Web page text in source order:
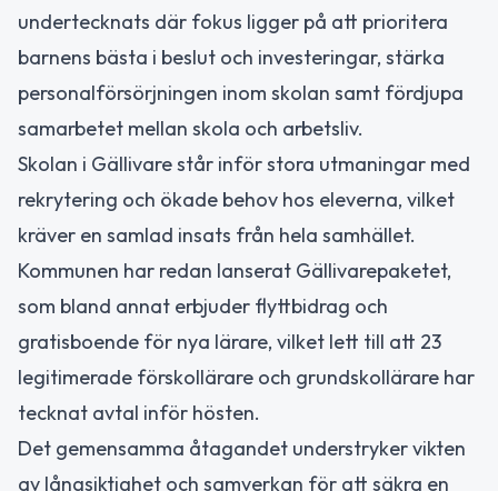
undertecknats där fokus ligger på att prioritera
barnens bästa i beslut och investeringar, stärka
personalförsörjningen inom skolan samt fördjupa
samarbetet mellan skola och arbetsliv.
Skolan i Gällivare står inför stora utmaningar med
rekrytering och ökade behov hos eleverna, vilket
kräver en samlad insats från hela samhället.
Kommunen har redan lanserat Gällivarepaketet,
som bland annat erbjuder flyttbidrag och
gratisboende för nya lärare, vilket lett till att 23
legitimerade förskollärare och grundskollärare har
tecknat avtal inför hösten.
Det gemensamma åtagandet understryker vikten
av långsiktighet och samverkan för att säkra en